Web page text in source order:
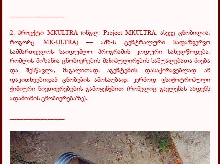
2. პროექტი МКULTRA (ინგლ. Project MKULTRA, ასევე ცნობილია,
როგორც МК-ULTRA) — აშშ-ს ცენტრალური სადაზვერვო
სამმართველოს საიდუმლო პროგრამის კოდური სახელწოდება,
რომლის მიზანია ცნობიერების მანიპულირების საშუალებათა ძიება
და შესწავლა, მაგალითად, აგენტების დასაქირავებლად ან
დაკითხვებიდან ცნობების ამოსაღბად, კერძოდ ფსიქოტროპული
ქიმიური ნივთიერებების გამოყენებით (რომელიც გავლენას ახდენს
ადამიანის ცნობიერებაზე).